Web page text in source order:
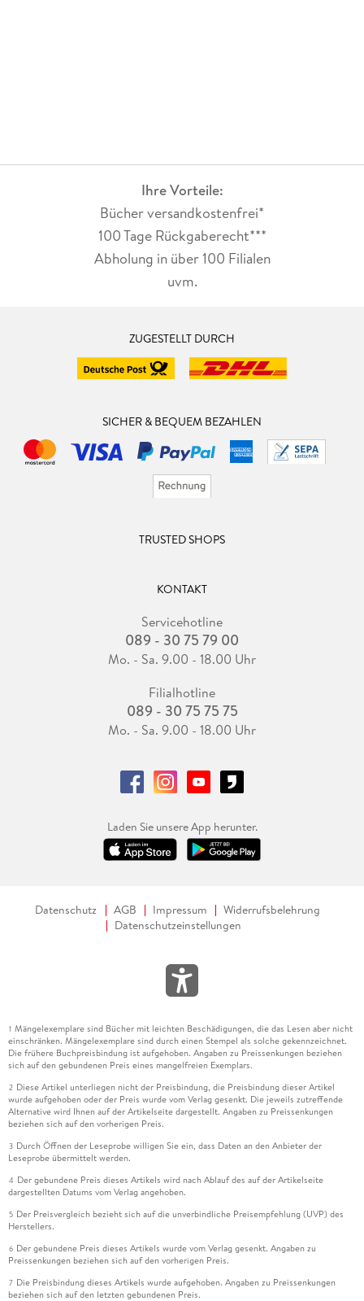
Ihre Vorteile:
Bücher versandkostenfrei*
100 Tage Rückgaberecht***
Abholung in über 100 Filialen
uvm.
ZUGESTELLT DURCH
SICHER & BEQUEM BEZAHLEN
TRUSTED SHOPS
KONTAKT
Servicehotline
089 - 30 75 79 00
Mo. - Sa. 9.00 - 18.00 Uhr
Filialhotline
089 - 30 75 75 75
Mo. - Sa. 9.00 - 18.00 Uhr
Laden Sie unsere App herunter.
Datenschutz AGB Impressum
Widerrufsbelehrung
Datenschutzeinstellungen
1 Mängelexemplare sind Bücher mit leichten Beschädigungen, die das Lesen aber nicht
einschränken. Mängelexemplare sind durch einen Stempel als solche gekennzeichnet.
Die frühere Buchpreisbindung ist aufgehoben. Angaben zu Preissenkungen beziehen
sich auf den gebundenen Preis eines mangelfreien Exemplars.
2 Diese Artikel unterliegen nicht der Preisbindung, die Preisbindung dieser Artikel
wurde aufgehoben oder der Preis wurde vom Verlag gesenkt. Die jeweils zutreffende
Alternative wird Ihnen auf der Artikelseite dargestellt. Angaben zu Preissenkungen
beziehen sich auf den vorherigen Preis.
3 Durch Öffnen der Leseprobe willigen Sie ein, dass Daten an den Anbieter der
Leseprobe übermittelt werden.
4 Der gebundene Preis dieses Artikels wird nach Ablauf des auf der Artikelseite
dargestellten Datums vom Verlag angehoben.
5 Der Preisvergleich bezieht sich auf die unverbindliche Preisempfehlung (UVP) des
Herstellers.
6 Der gebundene Preis dieses Artikels wurde vom Verlag gesenkt. Angaben zu
Preissenkungen beziehen sich auf den vorherigen Preis.
7 Die Preisbindung dieses Artikels wurde aufgehoben. Angaben zu Preissenkungen
beziehen sich auf den letzten gebundenen Preis.